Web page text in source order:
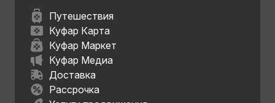
Путешествия
Куфар Карта
Куфар Маркет
Куфар Медиа
Доставка
Рассрочка